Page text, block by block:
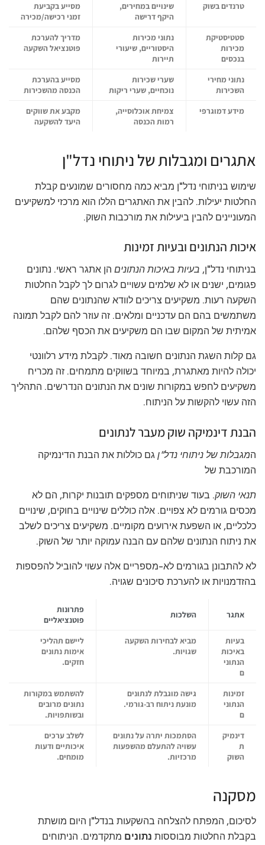
טרנדים בשוק
שינויים במחירים,
היקף דרישה
מסייע בקביעת
זמני רכישה/מכירה
סטטיסטיקת
מכירות
בנכסים
נתוני מכירות
היסטוריים, שיעורי
תיירות
מדריך להערכת
פוטנציאל השקעה
נתוני מחירי
השכירות
שערי שכירות
נוכחיים, שערי ריקות
מסייע בהערכת
הכנסה מהשכירות
מידע דמוגרפי
צמיחת אוכלוסייה,
רמות הכנסה
מקבע את שווקים
היעד להשקעה
אתגרים ומגבלות של ניתוחי נדל"ן
שימוש בניתוחי נדל"ן מביא כמה מחסורים שמונעים קבלת
החלטות יעילות. להבין את האתגרים הללו הוא מרכזי למשקיעים
המעוניינים להבין ביעילות את מורכבות השוק.
איכות הנתונים ובעיות זמינות
בניתוחי נדל"ן, בעיות באיכות הנתונים הן אתגר ראשי. נתונים
פגומים, ישנים או לא שלמים עשויים לגרום לך לקבל החלטות
השקעה רעות. משקיעים צריכים לוודא שהנתונים שהם
משתמשים בהם הם עדכניים ומלאים. זה עוזר להם לקבל תמונה
אמיתית של המקום שבו הם משקיעים את הכסף שלהם.
גם קלות השגת הנתונים חשובה מאוד. לקבלת מידע רלוונטי
יכולה להיות מאתגרת, במיוחד בשווקים מתמחים. זה מכריח
משקיעים לחפש במקורות שונים את הנתונים הנדרשים. התהליך
הזה עשוי להקשות על הניתוח.
הבנת דינמיקה שוק מעבר לנתונים
המגבלות של ניתוחי נדל"ןגם כוללות את הבנת הדינמיקה
המורכבת של
תנאי השוק. בעוד שניתוחים מספקים תובנות יקרות, הם לא
מכסים גורמים לא צפויים. אלה כוללים שינויים בחוקים, שינויים
כלכליים, או השפעת אירועים מקומיים. משקיעים צריכים לשלב
את ניתוח הנתונים שלהם עם הבנה עמוקה יותר של השוק.
לא להתבונן בגורמים לא-מספריים אלה עשוי להוביל להפספות
בהזדמנויות או להערכת סיכונים שגויה.
אתגר השלכות
פתרונות
פוטנציאליים
בעיות
באיכות
הנתוני
ם
מביא לבחירות השקעה
שגויות.
ליישם תהליכי
אימות נתונים
חזקים.
זמינות
הנתוני
ם
גישה מוגבלת לנתונים
מונעת ניתוח רב-גורמי.
להשתמש במקורות
נתונים מרובים
ובשותפויות.
דינמיק
ת
השוק
הסתמכות יתרה על נתונים
עשויה להתעלם מהשפעות
מרכזיות.
לשלב ערכים
איכותיים ודעות
מומחים.
מסקנה
לסיכום, המפתח להצלחה בהשקעות בנדל"ן היום מושתת
בקבלת החלטות מבוססות נתונים מתקדמים. הניתוחים